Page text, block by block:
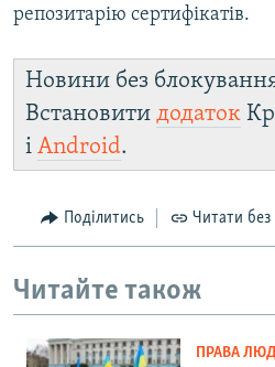
репозитарію сертифікатів.
Новини без
Встановити додаток
і Android.
Поділитись Читати без
Читайте також
ПРАВА